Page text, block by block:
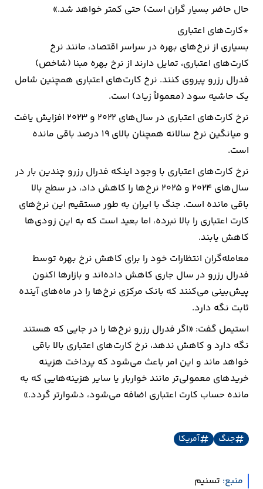
حال حاضر بسیار گران است) حتی کمتر خواهد شد.»
*کارت‌های اعتباری
بسیاری از نرخ‌های بهره در سراسر اقتصاد، مانند نرخ
کارت‌های اعتباری، تمایل دارند از نرخ بهره مبنا (شاخص)
فدرال رزرو پیروی کنند. نرخ کارت‌های اعتباری همچنین شامل
یک حاشیه سود (معمولاً زیاد) است.
نرخ کارت‌های اعتباری در سال‌های 2022 و 2023 افزایش یافت
و میانگین نرخ سالانه همچنان بالای 19 درصد باقی مانده
است.
نرخ کارت‌های اعتباری با وجود اینکه فدرال رزرو چندین بار در
سال‌های 2024 و 2025 نرخ‌ها را کاهش داد، در سطح بالا
باقی مانده است. جنگ با ایران به طور مستقیم این نرخ‌های
کارت اعتباری را بالا نبرده، اما بعید است که به این زودی‌ها
کاهش یابند.
معامله‌گران انتظارات خود را برای کاهش نرخ بهره توسط
فدرال رزرو در سال جاری کاهش داده‌اند و بازارها اکنون
پیش‌بینی می‌کنند که بانک مرکزی نرخ‌ها را در ماه‌های آینده
ثابت نگه دارد.
استیمل گفت: «اگر فدرال رزرو نرخ‌ها را در جایی که هستند
نگه دارد و کاهش ندهد، نرخ کارت‌های اعتباری بالا باقی
خواهد ماند و این امر باعث می‌شود که پرداخت هزینه
خریدهای معمولی‌تر مانند خواربار یا سایر هزینه‌هایی که به
مانده حساب کارت اعتباری اضافه می‌شود، دشوارتر گردد.»
جنگ آمریکا
منبع: تسنیم